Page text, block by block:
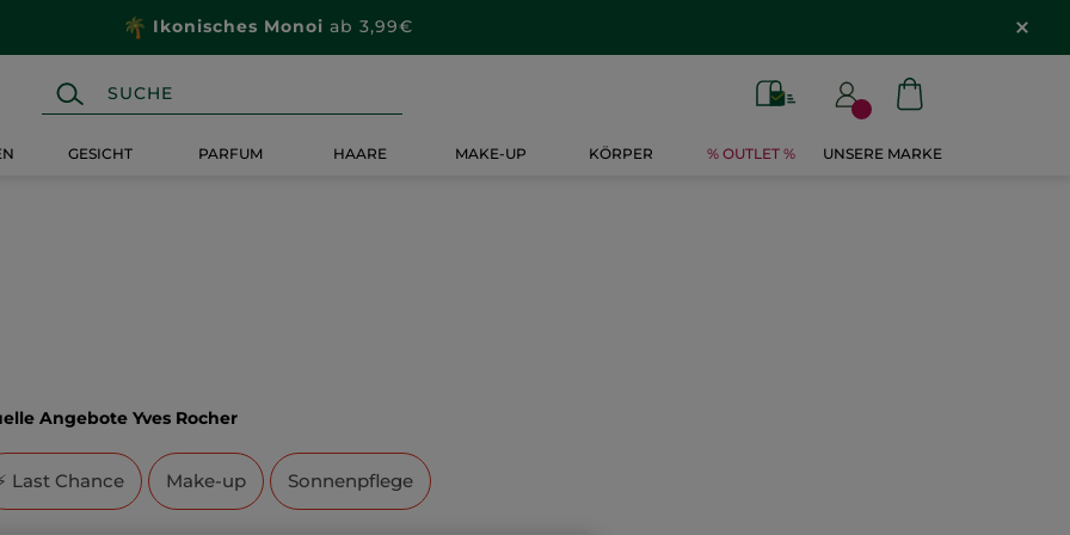
Ikonisches Monoi ab 3,99€
GESICHT PARFUM HAARE MAKE-UP KÖRPER % OUTLET % UNSERE MARKE
Angebote Yves Rocher
Last Chance Make-up Sonnenpflege